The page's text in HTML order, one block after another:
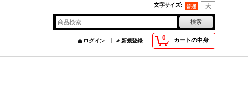
文字サイズ:
0 カートの中身
ログイン 新規登録